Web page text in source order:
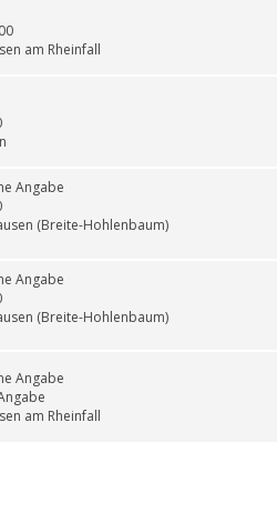
am Rheinfall
Angabe
(Breite-Hohlenbaum)
Angabe
(Breite-Hohlenbaum)
Angabe
am Rheinfall